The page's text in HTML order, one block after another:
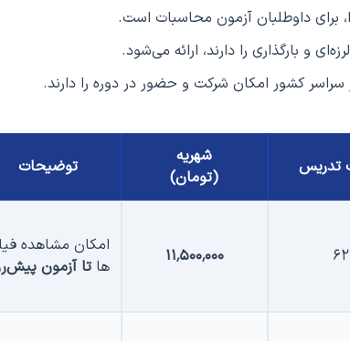
داوطلبان آزمون محاسبات است.
و بارگذاری را دارند، ارائه می‌شود.
کشور امکان شرکت و حضور در دوره را دارند.
تدریس
شهریه
(تومان)
توضیحات
۶۲ ۱۱٬۵۰۰٬۰۰۰
امکان مشاهده
هاتا آزمون